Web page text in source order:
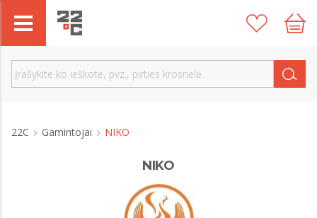
22C Gamintojai NIKO
NIKO